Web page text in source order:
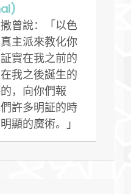
曾說：「以色
主派來教化你
實在我之前的
我之後誕生的
，向你們報
許多明証的時
顯的魔術。」